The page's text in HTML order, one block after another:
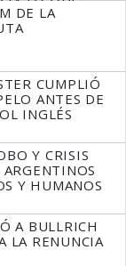
DE LA
CUMPLIÓ
ANTES DE
INGLÉS
Y CRISIS
Y HUMANOS
A BULLRICH
LA RENUNCIA